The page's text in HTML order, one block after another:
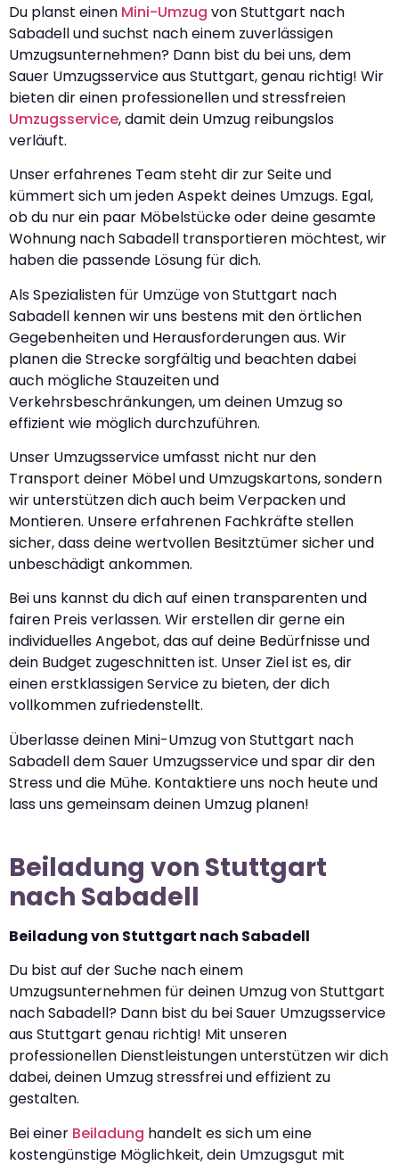
Du planst einen Mini-Umzug von Stuttgart nach
Sabadell und suchst nach einem zuverlässigen
Umzugsunternehmen? Dann bist du bei uns, dem
Sauer Umzugsservice aus Stuttgart, genau richtig! Wir
bieten dir einen professionellen und stressfreien
Umzugsservice, damit dein Umzug reibungslos
verläuft.
Unser erfahrenes Team steht dir zur Seite und
kümmert sich um jeden Aspekt deines Umzugs. Egal,
ob du nur ein paar Möbelstücke oder deine gesamte
Wohnung nach Sabadell transportieren möchtest, wir
haben die passende Lösung für dich.
Als Spezialisten für Umzüge von Stuttgart nach
Sabadell kennen wir uns bestens mit den örtlichen
Gegebenheiten und Herausforderungen aus. Wir
planen die Strecke sorgfältig und beachten dabei
auch mögliche Stauzeiten und
Verkehrsbeschränkungen, um deinen Umzug so
effizient wie möglich durchzuführen.
Unser Umzugsservice umfasst nicht nur den
Transport deiner Möbel und Umzugskartons, sondern
wir unterstützen dich auch beim Verpacken und
Montieren. Unsere erfahrenen Fachkräfte stellen
sicher, dass deine wertvollen Besitztümer sicher und
unbeschädigt ankommen.
Bei uns kannst du dich auf einen transparenten und
fairen Preis verlassen. Wir erstellen dir gerne ein
individuelles Angebot, das auf deine Bedürfnisse und
dein Budget zugeschnitten ist. Unser Ziel ist es, dir
einen erstklassigen Service zu bieten, der dich
vollkommen zufriedenstellt.
Überlasse deinen Mini-Umzug von Stuttgart nach
Sabadell dem Sauer Umzugsservice und spar dir den
Stress und die Mühe. Kontaktiere uns noch heute und
lass uns gemeinsam deinen Umzug planen!
Beiladung von Stuttgart
nach Sabadell
Beiladung von Stuttgart nach Sabadell
Du bist auf der Suche nach einem
Umzugsunternehmen für deinen Umzug von Stuttgart
nach Sabadell? Dann bist du bei Sauer Umzugsservice
aus Stuttgart genau richtig! Mit unseren
professionellen Dienstleistungen unterstützen wir dich
dabei, deinen Umzug stressfrei und effizient zu
gestalten.
Bei einer Beiladung handelt es sich um eine
kostengünstige Möglichkeit, dein Umzugsgut mit